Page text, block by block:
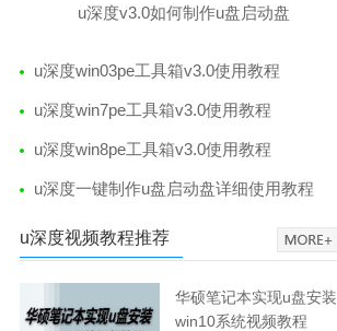
u深度v3.0如何制作u盘启动盘
u深度win03pe工具箱v3.0使用教程
u深度win7pe工具箱v3.0使用教程
u深度win8pe工具箱v3.0使用教程
u深度一键制作u盘启动盘详细使用教程
u深度视频教程推荐
华硕笔记本实现u盘安装
win10系统视频教程